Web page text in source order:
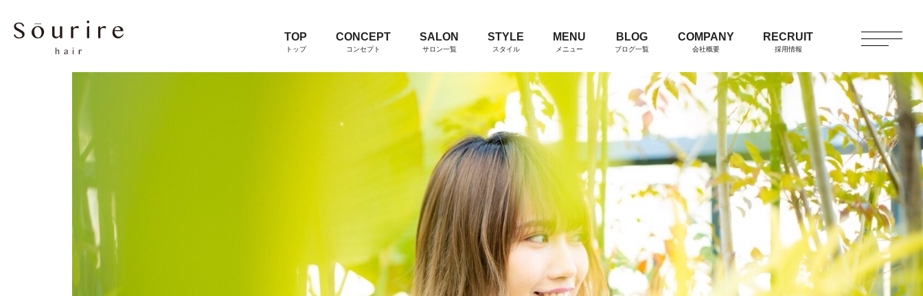
TOP
トップ
CONCEPT
コンセプト
SALON
サロン一覧
STYLE
スタイル
MENU
メニュー
BLOG
ブログ一覧
COMPANY
会社概要
RECRUIT
採用情報